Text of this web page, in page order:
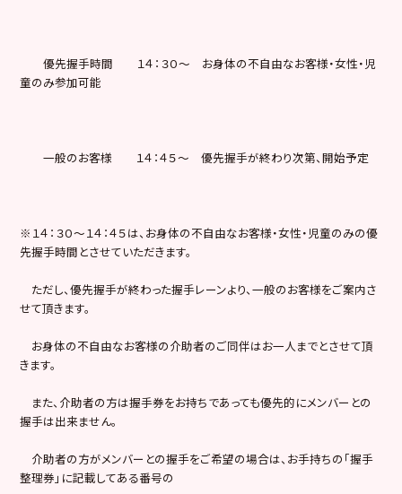
優先握手時間 １４：３０〜 お身体の不自由なお客様・女性・児
童のみ参加可能
一般のお客様 １４：４５～ 優先握手が終わり次第、開始予定
※１４：３０〜１４：４５は、お身体の不自由なお客様・女性・児童のみの優
先握手時間とさせていただきます。
ただし、優先握手が終わった握手レーンより、一般のお客様をご案内さ
せて頂きます。
お身体の不自由なお客様の介助者のご同伴はお一人までとさせて頂
きます。
また、介助者の方は握手券をお持ちであっても優先的にメンバーとの
握手は出来ません。
介助者の方がメンバーとの握手をご希望の場合は、お手持ちの「握手
整理券」に記載してある番号の